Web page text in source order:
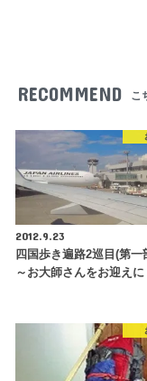
RECOMMEND こ
2012.9.23
四国歩き遍路2巡目(第一
～お大師さんをお迎えに